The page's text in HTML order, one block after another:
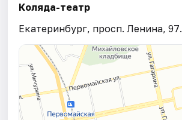
Коляда-театр
Екатеринбург, просп. Ленина, 97.